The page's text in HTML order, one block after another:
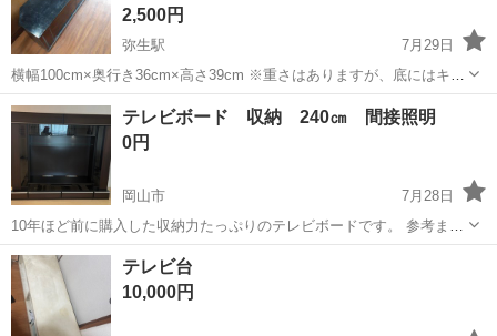
2,500円
弥生駅
7月29日
横幅100cm×奥行き36cm×高さ39cm ※重さはありますが、底にはキャ
スターが付いており 掃除など動かしたりするときにも便利です。 ※配
線もスッキリ収納できます。 ※注)天板など、全体的に簡易清掃済みで
すが、 傷や落...
岡山 倉敷市 弥生駅 収納家具
テレビボード 収納 240㎝ 間接照明
0円
岡山市
7月28日
10年ほど前に購入した収納力たっぷりのテレビボードです。 参考まで
に２枚目のテレビは55インチです。 まだ使いたかったのですが、サイ
ズの大きなテレビに買い替える為泣く泣く手放します。 運びやすいよ
うに今は上、中、下、左右にバ...
岡山 岡山市 収納家具
テレビ台
10,000円